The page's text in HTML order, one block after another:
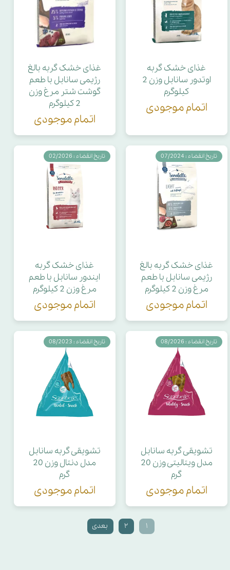
غذای خشک گربه
اوتدور سانابل وزن 2
کیلوگرم
اتمام موجودی
غذای خشک گربه بالغ
رژیمی سانابل با طعم
گوشت شتر مرغ وزن
2 کیلوگرم
اتمام موجودی
غذای خشک گربه بالغ
رژیمی سانابل با طعم
مرغ وزن 2 کیلوگرم
اتمام موجودی
تاریخ انقضاء : 07/2024
غذای خشک گربه
ایندور سانابل با طعم
مرغ وزن 2 کیلوگرم
اتمام موجودی
تاریخ انقضاء : 02/2026
تشویقی گربه سانابل
مدل ویتالیتی وزن 20
گرم
اتمام موجودی
تاریخ انقضاء : 08/2026
تشویقی گربه سانابل
مدل دنتال وزن 20
گرم
اتمام موجودی
تاریخ انقضاء : 08/2023
۱ ۲ بعدی